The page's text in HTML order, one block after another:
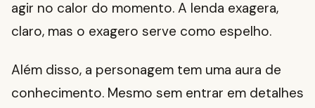
agir no calor do momento. A lenda exagera,
claro, mas o exagero serve como espelho.
Além disso, a personagem tem uma aura de
conhecimento. Mesmo sem entrar em detalhes